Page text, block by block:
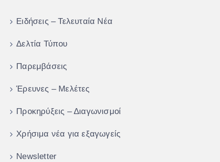
Ειδήσεις – Τελευταία Νέα
Δελτία Τύπου
Παρεμβάσεις
Έρευνες – Μελέτες
Προκηρύξεις – Διαγωνισμοί
Χρήσιμα νέα για εξαγωγείς
Newsletter